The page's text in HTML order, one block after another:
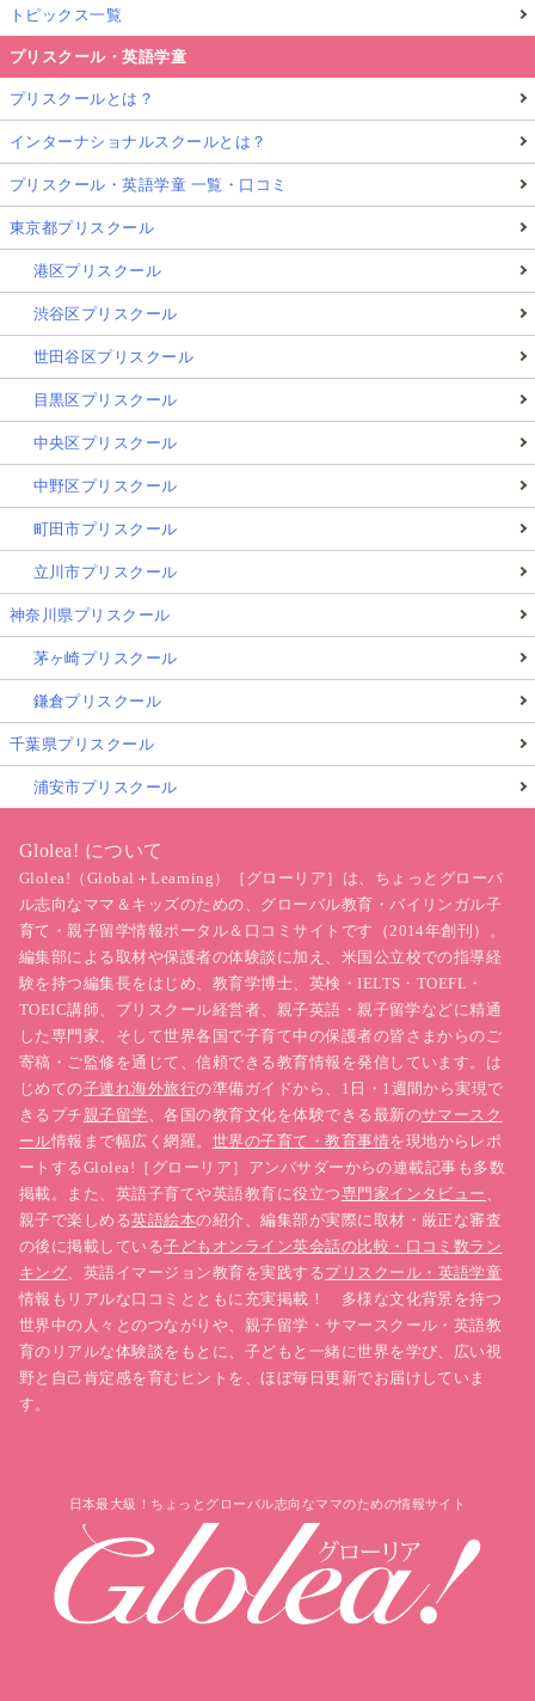
トピックス一覧
プリスクール・英語学童
プリスクールとは？
インターナショナルスクールとは？
プリスクール・英語学童 一覧・口コミ
東京都プリスクール
港区プリスクール
渋谷区プリスクール
世田谷区プリスクール
目黒区プリスクール
中央区プリスクール
中野区プリスクール
町田市プリスクール
立川市プリスクール
神奈川県プリスクール
茅ヶ崎プリスクール
鎌倉プリスクール
千葉県プリスクール
浦安市プリスクール
Glolea! について
Glolea!（Global＋Learning）［グローリア］は、ちょっとグローバ
ル志向なママ＆キッズのための、グローバル教育・バイリンガル子
育て・親子留学情報ポータル＆口コミサイトです（2014年創刊）。
編集部による取材や保護者の体験談に加え、米国公立校での指導経
験を持つ編集長をはじめ、教育学博士、英検・IELTS・TOEFL・
TOEIC講師、プリスクール経営者、親子英語・親子留学などに精通
した専門家、そして世界各国で子育て中の保護者の皆さまからのご
寄稿・ご監修を通じて、信頼できる教育情報を発信しています。は
じめての子連れ海外旅行の準備ガイドから、1日・1週間から実現で
きるプチ 親子留学 、各国の教育文化を体験できる最新のサマースク
ール情報まで幅広く網羅。 世界の子育て・教育事情を現地からレポ
ートするGlolea!［グローリア］アンバサダーからの連載記事も多数
掲載。また、英語子育てや英語教育に役立つ専門家インタビュー
親子で楽しめる英語絵本の紹介、編集部が実際に取材・厳正な審査
の後に掲載している子どもオンライン英会話の比較・口コミ数ラン
キング 、英語イマージョン教育を実践するプリスクール・英語学童
情報もリアルな口コミとともに充実掲載！ 多様な文化背景を持つ
世界中の人々とのつながりや、親子留学・サマースクール・英語教
育のリアルな体験談をもとに、子どもと一緒に世界を学び、広い視
野と自己肯定感を育むヒントを、ほぼ毎日更新でお届けしていま
す。
日本最大級！ちょっとグローバル志向なママのための情報サイト